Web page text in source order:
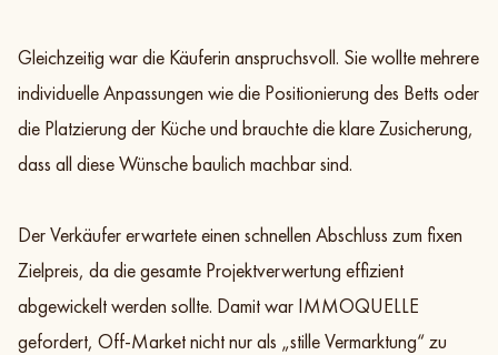
Gleichzeitig war die Käuferin anspruchsvoll. Sie wollte mehrere
individuelle Anpassungen wie die Positionierung des Betts oder
die Platzierung der Küche und brauchte die klare Zusicherung,
dass all diese Wünsche baulich machbar sind.
Der Verkäufer erwartete einen schnellen Abschluss zum fixen
Zielpreis, da die gesamte Projektverwertung effizient
abgewickelt werden sollte. Damit war IMMOQUELLE
gefordert, Off-Market nicht nur als „stille Vermarktung“ zu